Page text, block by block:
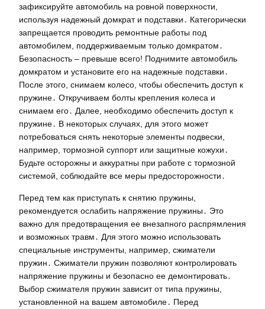
зафиксируйте автомобиль на ровной поверхности,
используя надежный домкрат и подставки․ Категорически
запрещается проводить ремонтные работы под
автомобилем, поддерживаемым только домкратом․
Безопасность – превыше всего! Поднимите автомобиль
домкратом и установите его на надежные подставки․
После этого, снимаем колесо, чтобы обеспечить доступ к
пружине․ Откручиваем болты крепления колеса и
снимаем его․ Далее, необходимо обеспечить доступ к
пружине․ В некоторых случаях, для этого может
потребоваться снять некоторые элементы подвески,
например, тормозной суппорт или защитные кожухи․
Будьте осторожны и аккуратны при работе с тормозной
системой, соблюдайте все меры предосторожности․
Перед тем как приступать к снятию пружины,
рекомендуется ослабить напряжение пружины․ Это
важно для предотвращения ее внезапного распрямления
и возможных травм․ Для этого можно использовать
специальные инструменты, например, сжиматели
пружин․ Сжиматели пружин позволяют контролировать
напряжение пружины и безопасно ее демонтировать․
Выбор сжимателя пружин зависит от типа пружины,
установленной на вашем автомобиле․ Перед